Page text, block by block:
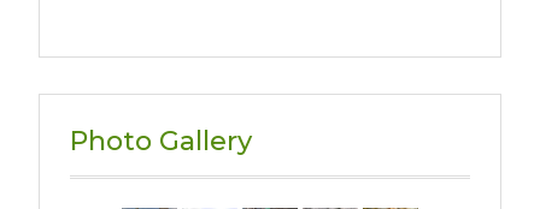
Photo Gallery